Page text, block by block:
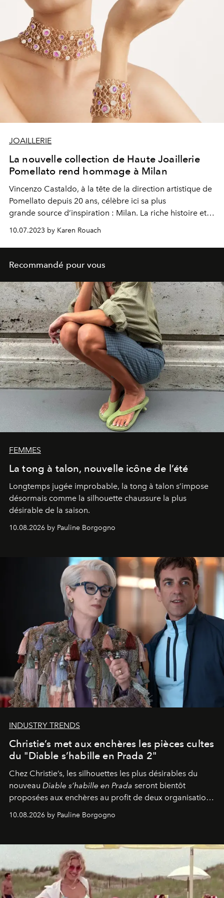
JOAILLERIE
La nouvelle collection de Haute Joaillerie
Pomellato rend hommage à Milan
Vincenzo Castaldo, à la tête de la direction artistique de
Pomellato depuis 20 ans, célèbre ici sa plus
grande source d’inspiration : Milan. La riche histoire et
les trésors cachés de la ville ont donné vie à 33 modèles
intemporels, classés donc haute joaillerie.
10.07.2023 by Karen Rouach
Recommandé pour vous
FEMMES
La tong à talon, nouvelle icône de l’été
Longtemps jugée improbable, la tong à talon s’impose
désormais comme la silhouette chaussure la plus
désirable de la saison.
10.08.2026 by Pauline Borgogno
INDUSTRY TRENDS
Christie’s met aux enchères les pièces cultes
du "Diable s’habille en Prada 2"
Chez Christie’s, les silhouettes les plus désirables du
nouveau Diable s’habille en Prada seront bientôt
proposées aux enchères au profit de deux organisations
engagées pour la presse et la mode.
10.08.2026 by Pauline Borgogno